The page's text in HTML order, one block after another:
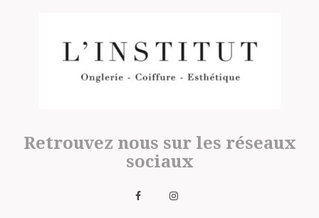
Retrouvez nous sur les réseaux
sociaux